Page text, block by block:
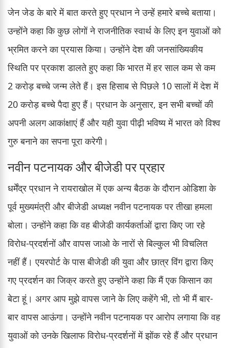
जेन जेड के बारे में बात करते हुए प्रधान ने उन्हें हमारे बच्चे बताया।
उन्होंने कहा कि कुछ लोगों ने राजनीतिक स्वार्थ के लिए इन युवाओं को
भ्रमित करने का प्रयास किया। उन्होंने देश की जनसांख्यिकीय
स्थिति पर प्रकाश डालते हुए कहा कि भारत में हर साल कम से कम
2 करोड़ बच्चे जन्म लेते हैं। इस हिसाब से पिछले 10 सालों में देश में
20 करोड़ बच्चे पैदा हुए हैं। प्रधान के अनुसार, इन सभी बच्चों की
अपनी अलग आकांक्षाएं हैं और यही युवा पीढ़ी भविष्य में भारत को विश्व
गुरु बनाने का सपना पूरा करेगी।
नवीन पटनायक और बीजेडी पर प्रहार
धर्मेंद्र प्रधान ने रायराखोल में एक अन्य बैठक के दौरान ओडिशा के
पूर्व मुख्यमंत्री और बीजेडी अध्यक्ष नवीन पटनायक पर तीखा हमला
बोला। उन्होंने कहा कि वह बीजेडी कार्यकर्ताओं द्वारा किए जा रहे
विरोध-प्रदर्शनों और वापस जाओ के नारों से बिल्कुल भी विचलित
नहीं हैं। एयरपोर्ट के पास बीजेडी की युवा और छात्र विंग द्वारा किए
गए प्रदर्शन का जिक्र करते हुए उन्होंने कहा कि मैं एक किसान का
बेटा हूं। अगर आप मुझे वापस जाने के लिए कहेंगे भी, तो भी मैं बार-
बार वापस आऊंगा। उन्होंने नवीन पटनायक पर आरोप लगाया कि वह
युवाओं को उनके खिलाफ विरोध-प्रदर्शनों में झोंक रहे हैं और प्रधान